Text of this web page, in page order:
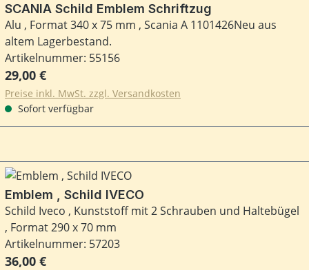
SCANIA Schild Emblem Schriftzug
Alu , Format 340 x 75 mm , Scania A 1101426Neu aus
altem Lagerbestand.
Artikelnummer: 55156
Regulärer Preis:
29,00 €
Preise inkl. MwSt. zzgl. Versandkosten
Sofort verfügbar
Emblem , Schild IVECO
Schild Iveco , Kunststoff mit 2 Schrauben und Haltebügel
, Format 290 x 70 mm
Artikelnummer: 57203
Regulärer Preis:
36,00 €